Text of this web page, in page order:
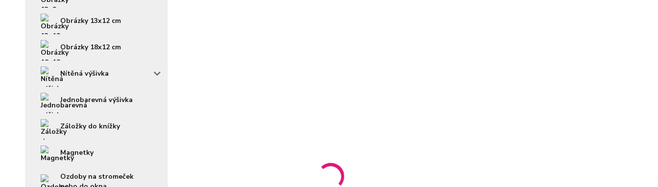
Obrázky 13x12 cm
Obrázky 18x12 cm
Nítěná výšivka
Jednobarevná výšivka
Záložky do knížky
Magnetky
Ozdoby na stromeček